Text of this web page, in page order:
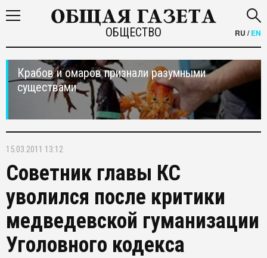
ОБЩЕСТВО RU /EN
Крабов и омаров признали разумными
существами
15.03.2011 13:12
Советник главы КС
уволился после критики
медведевской гуманизации
Уголовного кодекса